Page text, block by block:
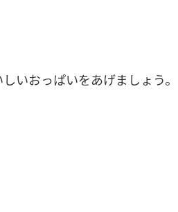
いおっぱいをあげましょう。